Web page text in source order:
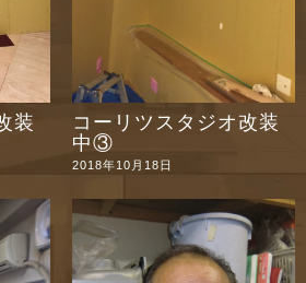
装
コーリツスタジオ改装
中③
2018年10月18日